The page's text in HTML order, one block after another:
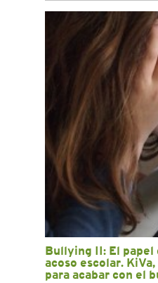
Bullying II: El papel
acoso escolar.
para acabar con el